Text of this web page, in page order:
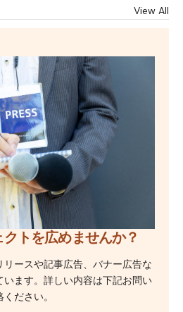
View All
トを広めませんか？
ースや記事広告、バナー広告な
います。詳しい内容は下記お問い
ださい。